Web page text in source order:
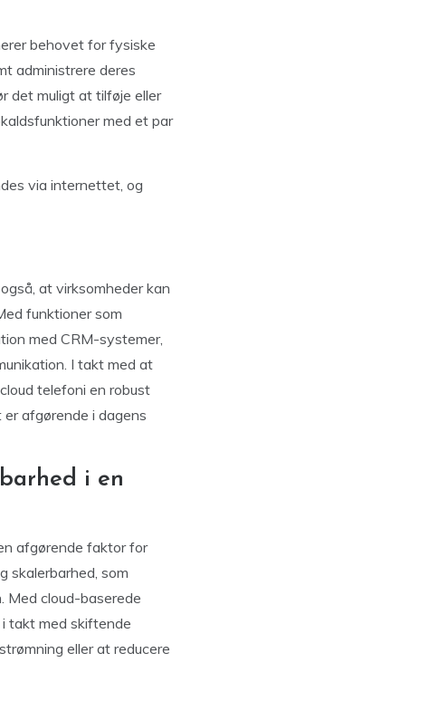
behovet for fysiske
administrere deres
det muligt at tilføje eller
med et par
via internettet, og
at virksomheder kan
funktioner som
med CRM-systemer,
I takt med at
telefoni en robust
afgørende i dagens
i en
afgørende faktor for
skalerbarhed, som
Med cloud-baserede
takt med skiftende
eller at reducere